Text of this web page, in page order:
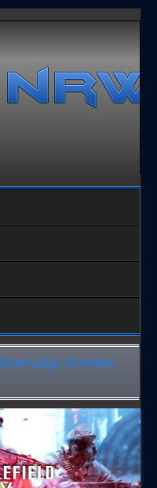
Ehemalige Member